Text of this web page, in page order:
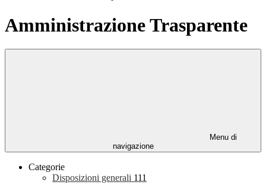
Amministrazione Trasparente
Menu di
navigazione
Categorie
Disposizioni generali 111